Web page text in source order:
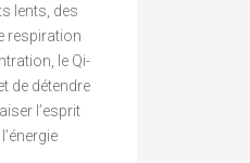
lents, des
respiration
le Qi-
de détendre
l’esprit